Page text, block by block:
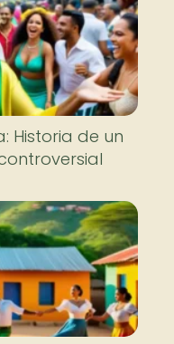
Historia de un